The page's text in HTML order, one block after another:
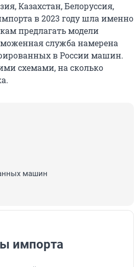
Казахстан, Белоруссия,
в 2023 году шла именно
предлагать модели
служба намерена
в России машин.
схемами, на сколько
машин
импорта